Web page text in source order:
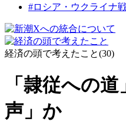
#ロシア・ウクライナ
経済の頭で考えたこと(30)
「隷従への
声」か